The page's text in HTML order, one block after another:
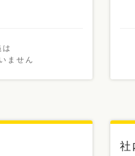
は
ません
社